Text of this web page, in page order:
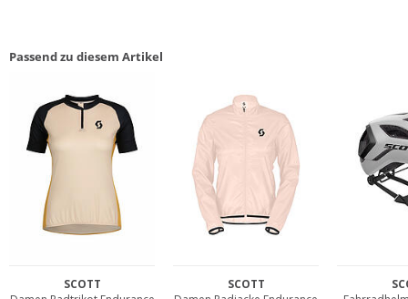
Passend zu diesem Artikel